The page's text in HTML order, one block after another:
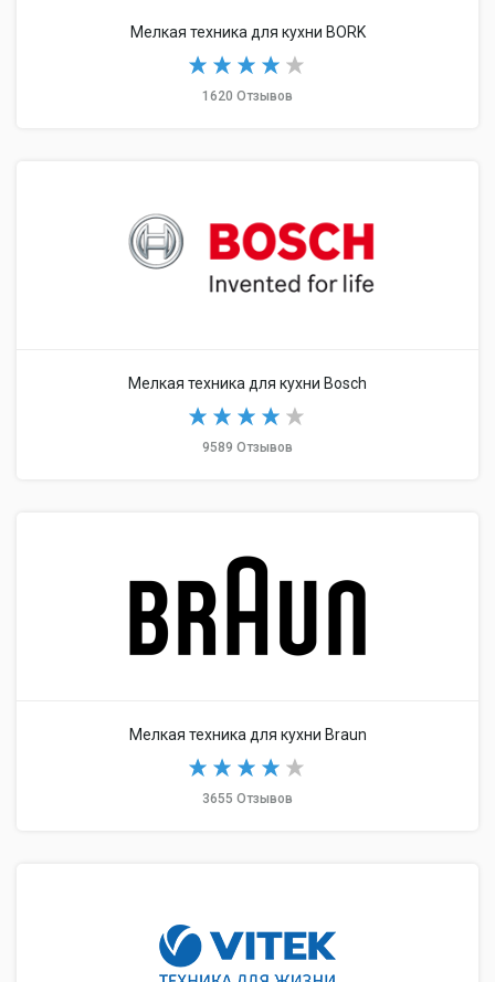
Мелкая техника для кухни BORK
1620 Отзывов
Мелкая техника для кухни Bosch
9589 Отзывов
Мелкая техника для кухни Braun
3655 Отзывов